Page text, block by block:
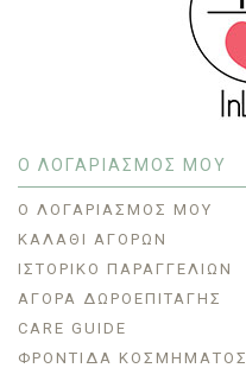
Ο ΛΟΓΑΡΙΑΣΜΟΣ ΜΟΥ
O ΛΟΓΑΡΙΑΣΜΌΣ ΜΟΥ
ΚΑΛΆΘΙ ΑΓΟΡΏΝ
ΙΣΤΟΡΙΚΌ ΠΑΡΑΓΓΕΛΙΏΝ
ΑΓΟΡΆ ΔΩΡΟΕΠΙΤΑΓΉΣ
CARE GUIDE
ΦΡΟΝΤΊΔΑ ΚΟΣΜΉΜΑΤΟΣ